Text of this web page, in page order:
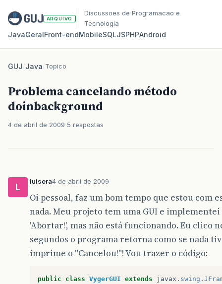
ARQUIVO
Discussoes de Programacao e
Tecnologia
JavaGeralFront‑endMobileSQLJSPHPAndroid
GUJ/Java/Topico
Problema cancelando método
doinbackground
4 de abril de 2009 5 respostas
L
luisera4 de abril de 2009
Oi pessoal, faz um bom tempo que estou com
nada. Meu projeto tem uma GUI e
'Abortar!', mas não está funcionando. Eu clico
segundos o programa retorna como se nada
imprime o "Cancelou!"! Vou trazer o código:
public class VygerGUI extends javax . swing .